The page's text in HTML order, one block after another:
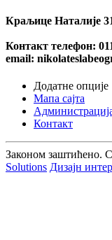
Краљице Наталије
Контакт телефон:
email:
Додатне опције
Мапа сајта
Контакт
Законом заштићено.
Solutions Дизајн